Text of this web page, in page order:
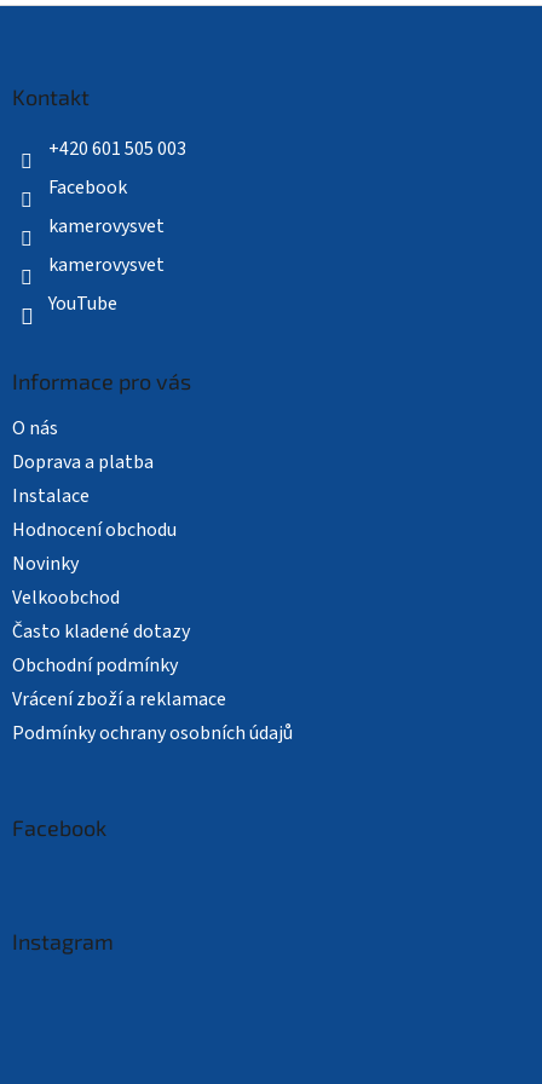
Kontakt
+420 601 505 003
Facebook
kamerovysvet
kamerovysvet
YouTube
Informace pro vás
O nás
Doprava a platba
Instalace
Hodnocení obchodu
Novinky
Velkoobchod
Často kladené dotazy
Obchodní podmínky
Vrácení zboží a reklamace
Podmínky ochrany osobních údajů
Facebook
Instagram